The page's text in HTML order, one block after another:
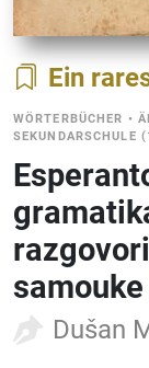
Ein
WÖRTERBÜCHER •
SEKUNDARSCHULE
Dušan